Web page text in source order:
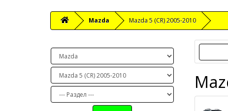
Mazda Mazda 5 (CR) 2005-2010